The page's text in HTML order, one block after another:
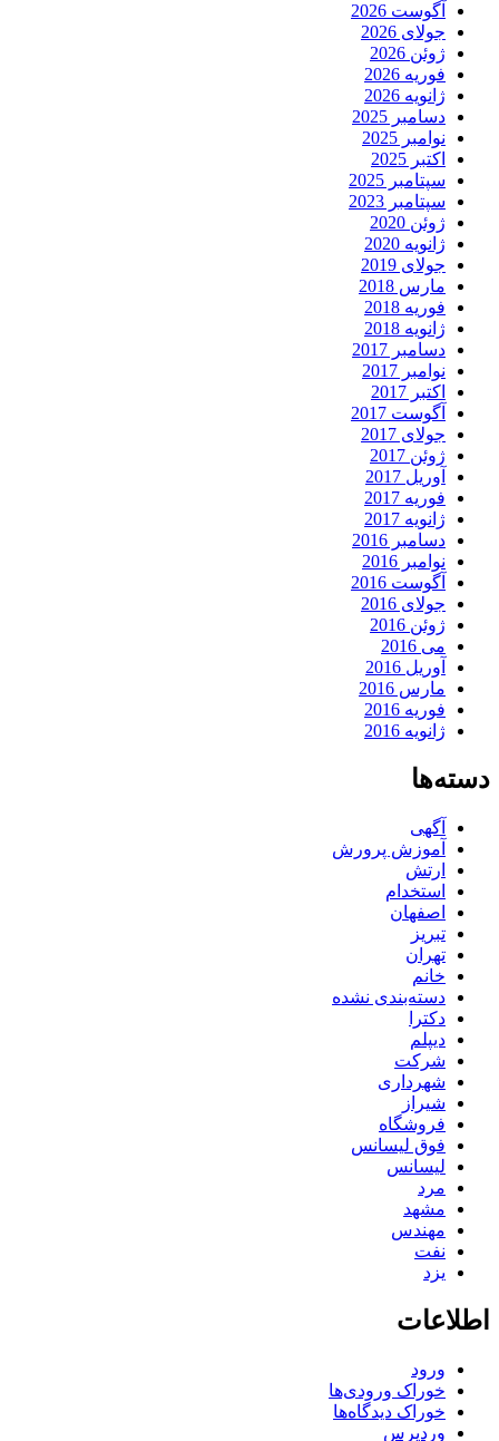
آگوست 2026
جولای 2026
ژوئن 2026
فوریه 2026
ژانویه 2026
دسامبر 2025
نوامبر 2025
اکتبر 2025
سپتامبر 2025
سپتامبر 2023
ژوئن 2020
ژانویه 2020
جولای 2019
مارس 2018
فوریه 2018
ژانویه 2018
دسامبر 2017
نوامبر 2017
اکتبر 2017
آگوست 2017
جولای 2017
ژوئن 2017
آوریل 2017
فوریه 2017
ژانویه 2017
دسامبر 2016
نوامبر 2016
آگوست 2016
جولای 2016
ژوئن 2016
می 2016
آوریل 2016
مارس 2016
فوریه 2016
ژانویه 2016
دسته‌ها
آگهی
آموزش پرورش
ارتش
استخدام
اصفهان
تبریز
تهران
خانم
دسته‌بندی نشده
دکترا
دیپلم
شرکت
شهرداری
شیراز
فروشگاه
فوق لیسانس
لیسانس
مرد
مشهد
مهندس
نفت
یزد
اطلاعات
ورود
خوراک ورودی‌ها
خوراک دیدگاه‌ها
وردپرس